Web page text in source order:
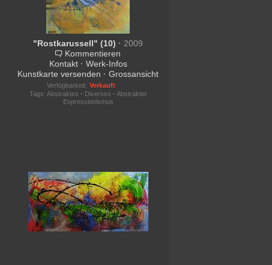
"Rostkarussell" (10) · 2009
Kommentieren
Kontakt · Werk-Infos
Kunstkarte versenden · Grossansicht
Verfügbarkeit: Verkauft
Tags: Abstraktes · Diverses · Abstrakter
Expressionismus